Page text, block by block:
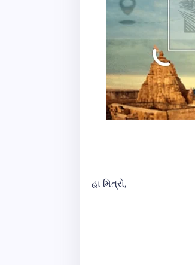
હા મિત્રો,